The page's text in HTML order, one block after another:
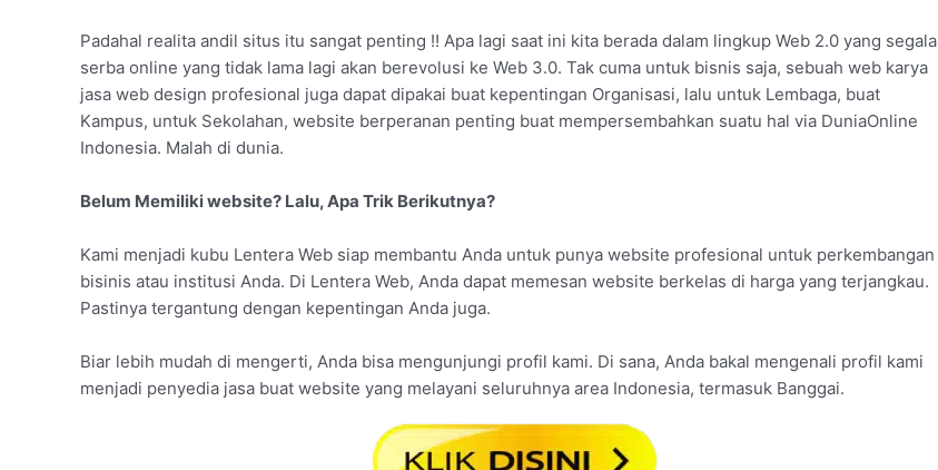
Padahal realita andil situs itu sangat penting !! Apa lagi saat ini kita berada dalam lingkup Web 2.0 yang segala
serba online yang tidak lama lagi akan berevolusi ke Web 3.0. Tak cuma untuk bisnis saja, sebuah web karya
jasa web design profesional juga dapat dipakai buat kepentingan Organisasi, lalu untuk Lembaga, buat
Kampus, untuk Sekolahan, website berperanan penting buat mempersembahkan suatu hal via DuniaOnline
Indonesia. Malah di dunia.
Belum Memiliki website? Lalu, Apa Trik Berikutnya?
Kami menjadi kubu Lentera Web siap membantu Anda untuk punya website profesional untuk perkembangan
bisinis atau institusi Anda. Di Lentera Web, Anda dapat memesan website berkelas di harga yang terjangkau.
Pastinya tergantung dengan kepentingan Anda juga.
Biar lebih mudah di mengerti, Anda bisa mengunjungi profil kami. Di sana, Anda bakal mengenali profil kami
menjadi penyedia jasa buat website yang melayani seluruhnya area Indonesia, termasuk Banggai.